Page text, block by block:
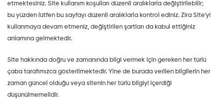
etmektesiniz. Site kullanım koşulları düzenli aralıklarla değiştirilebilir;
bu yüzden lütfen bu sayfayı düzenli aralıklarla kontrol ediniz. Zira Site'yi
kullanmaya devam etmeniz, değiştirilen şartları da kabul ettiğiniz
anlamına gelmektedir.
Site hakkında doğru ve zamanında bilgi vermek için gereken her türlü
çaba tarafımızca gösterilmektedir. Yine de burada verilen bilgilerin her
zaman güncel olduğu veya sitenin her türlü bilgiyi içerdiği
düşünülmemelidir.